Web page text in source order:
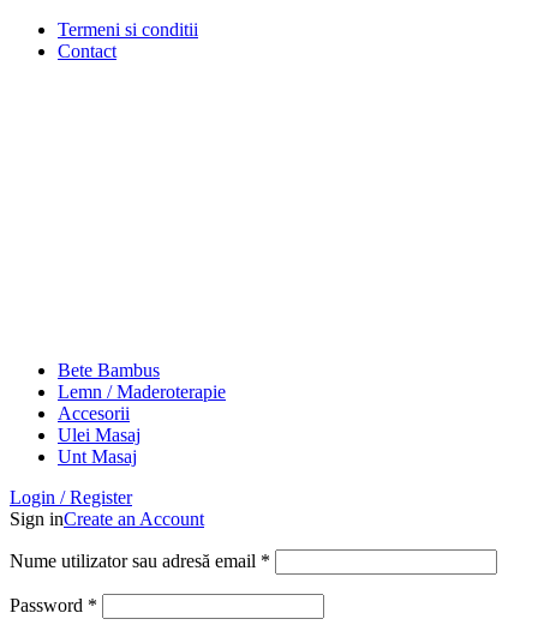
Termeni si conditii
Contact
Bete Bambus
Lemn / Maderoterapie
Accesorii
Ulei Masaj
Unt Masaj
Login / Register
Sign inCreate an Account
Nume utilizator sau adresă email *
Password *